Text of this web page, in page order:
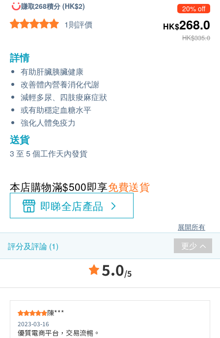
賺取268積分 (HK$2)
1則評價
20% off
HK$268.0
HK$335.0
詳情
有助肝臟胰臟健康
改善體內營養消化代謝
減輕多尿、四肢痠麻症狀
或有助穩定血糖水平
強化人體免疫力
送貨
3 至 5 個工作天內發貨
本店購物滿$500即享免費送貨
即睇全店產品
展開所有
評分及評論 (1) 更少
5.0/5
陳***
2023-03-16
優質電商平台，交易流𣈱。